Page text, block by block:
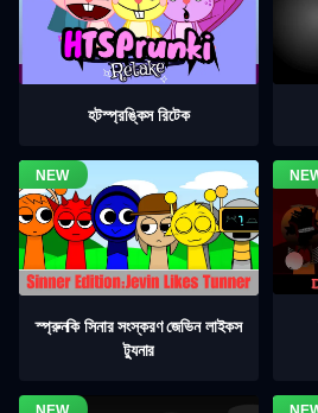
হটস্প্রঙ্কিস রিটেক
স্প্রুনকি সিনার সংস্করণ জেভিন লাইকস
ট্যুনার